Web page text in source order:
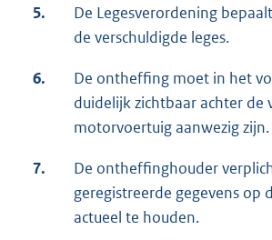
5.
De Legesverordening
de verschuldigde leges.
6.
De ontheffing moet in het
duidelijk zichtbaar achter de
motorvoertuig aanwezig zijn.
7.
De ontheffinghouder
geregistreerde gegevens op
actueel te houden.